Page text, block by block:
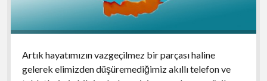
Artık hayatımızın vazgeçilmez bir parçası haline
gelerek elimizden düşüremediğimiz akıllı telefon ve